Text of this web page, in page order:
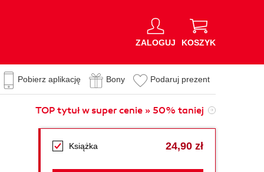
ZALOGUJ KOSZYK
Pobierz aplikację Bony Podaruj prezent
TOP tytuł w super cenie » 50% taniej
Książka 24,90 zł